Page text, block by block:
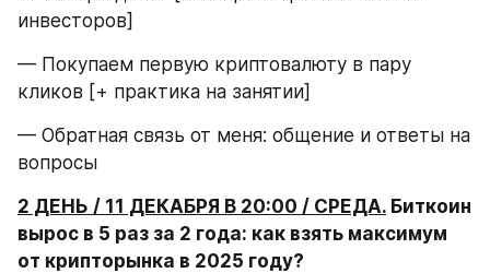
инвесторов]
— Покупаем первую криптовалюту в пару
кликов [+ практика на занятии]
— Обратная связь от меня: общение и ответы на
вопросы
2 ДЕНЬ / 11 ДЕКАБРЯ В 20:00 / СРЕДА. Биткоин
вырос в 5 раз за 2 года: как взять максимум
от крипторынка в 2025 году?